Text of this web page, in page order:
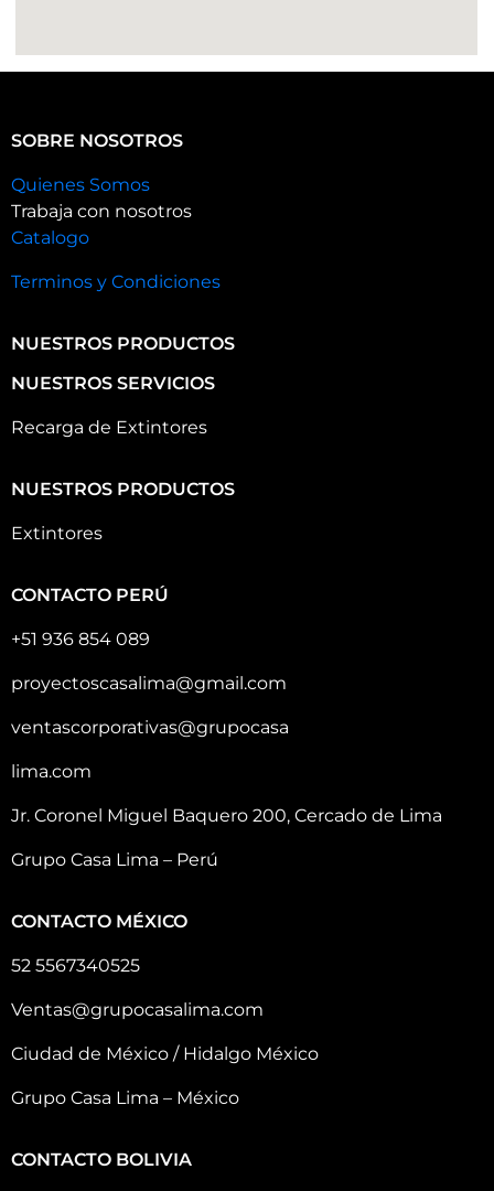
SOBRE NOSOTROS
Quienes Somos
Trabaja con nosotros
Catalogo
Terminos y Condiciones
NUESTROS PRODUCTOS
NUESTROS SERVICIOS
Recarga de Extintores
NUESTROS PRODUCTOS
Extintores
CONTACTO PERÚ
+51 936 854 089
proyectoscasalima@gmail.com
ventascorporativas@grupocasa
lima.com
Jr. Coronel Miguel Baquero 200, Cercado de Lima
Grupo Casa Lima – Perú
CONTACTO MÉXICO
52 5567340525
Ventas@grupocasalima.com
Ciudad de México / Hidalgo México
Grupo Casa Lima – México
CONTACTO BOLIVIA